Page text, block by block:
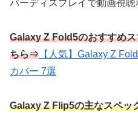
バーディスプレイで動画視聴
Galaxy Z Fold5のおすすめ
ちら⇒ 【人気】Galaxy Z
カバー 7選
Galaxy Z Flip5の主なスペッ